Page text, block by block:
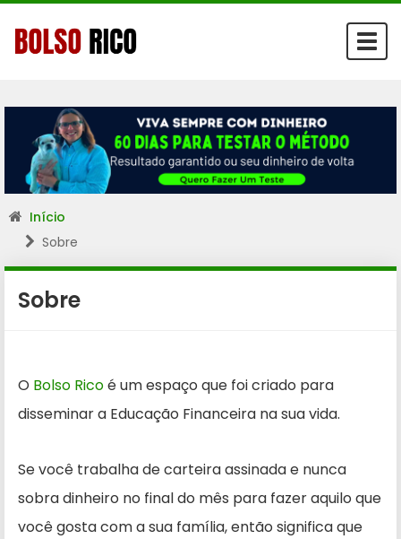
Início
Sobre
Sobre
O Bolso Ricoé um espaço que foi criado para
disseminar a Educação Financeira na sua vida.
Se você trabalha de carteira assinada e nunca
sobra dinheiro no final do mês para fazer aquilo que
você gosta com a sua família, então significa que